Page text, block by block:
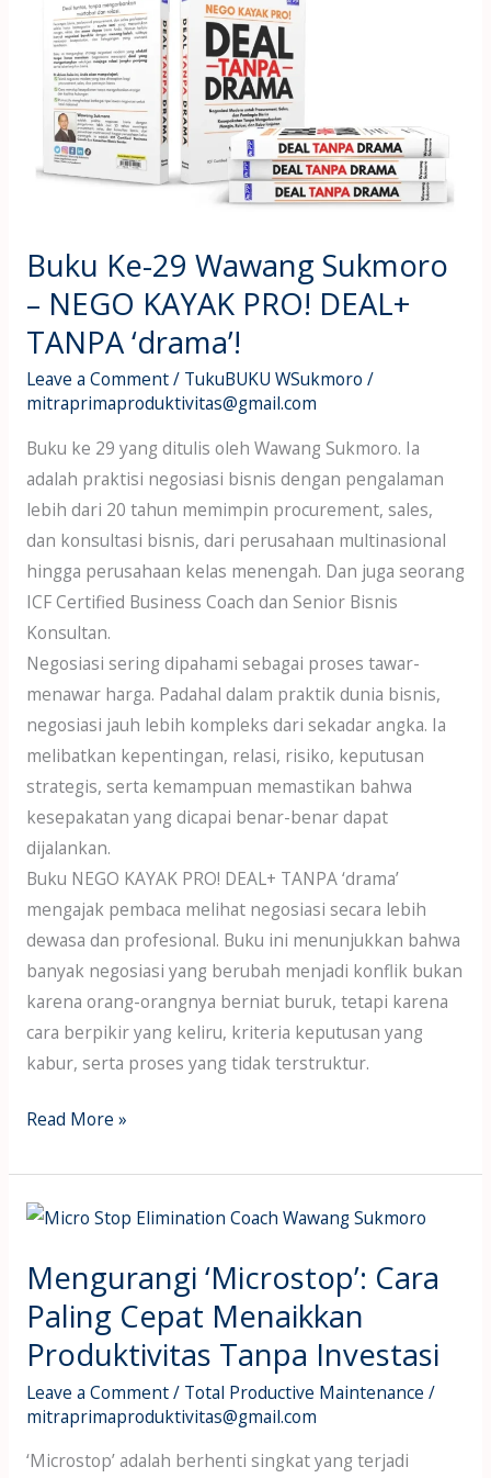
Buku Ke-29 Wawang Sukmoro
– NEGO KAYAK PRO! DEAL+
TANPA ‘drama’!
Leave a Comment/ TukuBUKU WSukmoro /
mitraprimaproduktivitas@gmail.com
Buku ke 29 yang ditulis oleh Wawang Sukmoro. Ia
adalah praktisi negosiasi bisnis dengan pengalaman
lebih dari 20 tahun memimpin procurement, sales,
dan konsultasi bisnis, dari perusahaan multinasional
hingga perusahaan kelas menengah. Dan juga seorang
ICF Certified Business Coach dan Senior Bisnis
Konsultan.
Negosiasi sering dipahami sebagai proses tawar-
menawar harga. Padahal dalam praktik dunia bisnis,
negosiasi jauh lebih kompleks dari sekadar angka. Ia
melibatkan kepentingan, relasi, risiko, keputusan
strategis, serta kemampuan memastikan bahwa
kesepakatan yang dicapai benar-benar dapat
dijalankan.
Buku NEGO KAYAK PRO! DEAL+ TANPA ‘drama’
mengajak pembaca melihat negosiasi secara lebih
dewasa dan profesional. Buku ini menunjukkan bahwa
banyak negosiasi yang berubah menjadi konflik bukan
karena orang-orangnya berniat buruk, tetapi karena
cara berpikir yang keliru, kriteria keputusan yang
kabur, serta proses yang tidak terstruktur.
Wawang
Sukmoro
NEGO
DEAL+
TANPA
‘drama’!
Read More »
Mengurangi ‘Microstop’: Cara
Paling Cepat Menaikkan
Produktivitas Tanpa Investasi
Leave a Comment/ Total Productive Maintenance /
mitraprimaproduktivitas@gmail.com
‘Microstop’ adalah berhenti singkat yang terjadi
Mengurangi
Cara
Paling
Menaikkan
Produktivitas
Tanpa
Investasi